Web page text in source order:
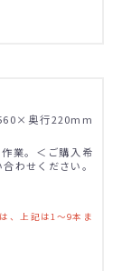
奥行220mm
業。＜ご購入希
わせください。
、上記は1～9本ま